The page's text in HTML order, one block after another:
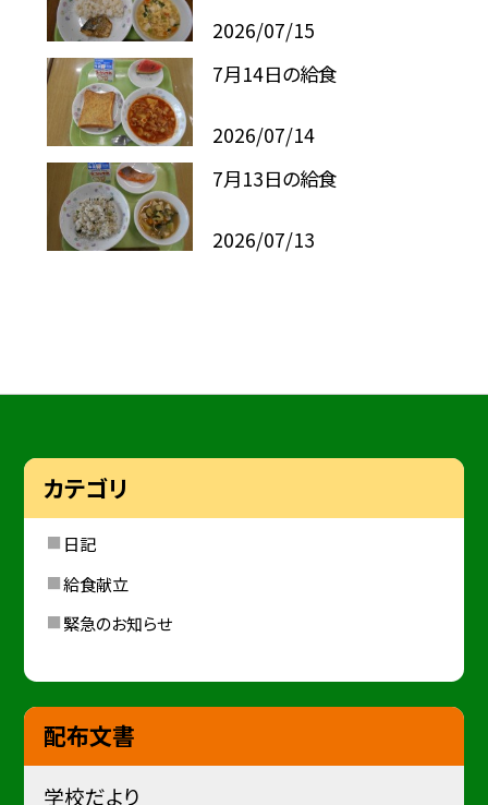
2026/07/15
7月14日の給食
2026/07/14
7月13日の給食
2026/07/13
カテゴリ
日記
給食献立
緊急のお知らせ
配布文書
学校だより